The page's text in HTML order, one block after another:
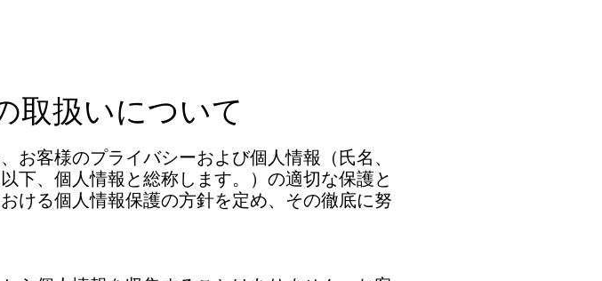
取扱いについて
お客様のプライバシーおよび個人情報（氏名、
下、個人情報と総称します。）の適切な保護と
ける個人情報保護の方針を定め、その徹底に努